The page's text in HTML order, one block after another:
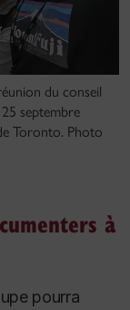
du conseil
septembre
Toronto. Photo
à
pourra